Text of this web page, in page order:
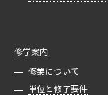
修学案内
修業について
単位と修了要件